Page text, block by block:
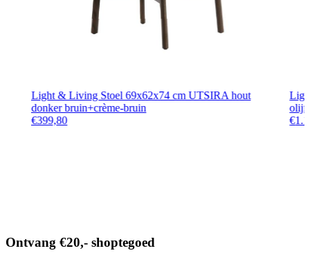
Light & Living Stoel 69x62x74 cm UTSIRA hout
donker bruin+crème-bruin
€399,80
olijf
€
Ontvang €20,- shoptegoed